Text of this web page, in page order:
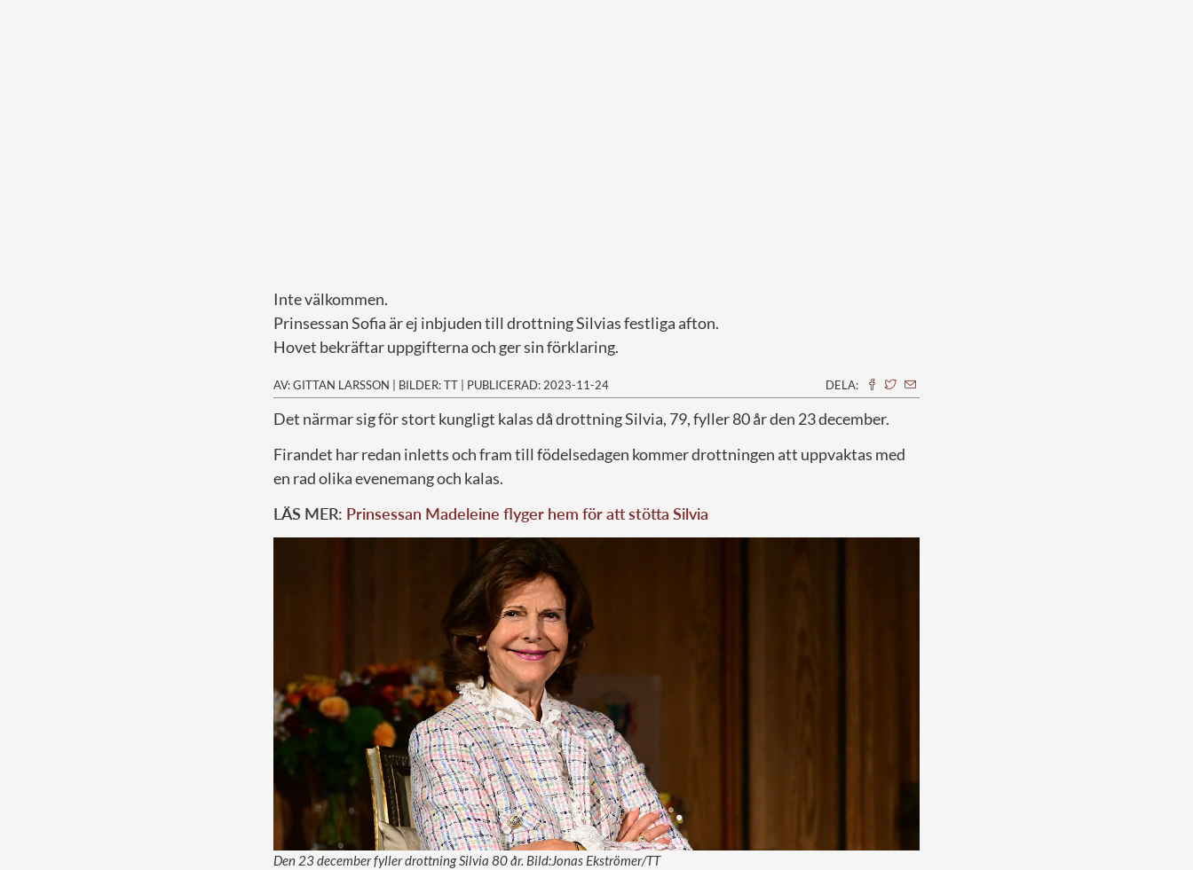
Inte välkommen.
Prinsessan Sofia är ej inbjuden till drottning Silvias festliga afton.
Hovet bekräftar uppgifterna och ger sin förklaring.
AV: GITTAN LARSSON | BILDER: TT | PUBLICERAD: 2023-11-24 DELA:
Det närmar sig för stort kungligt kalas då drottning Silvia, 79, fyller 80 år den 23 december.
Firandet har redan inletts och fram till födelsedagen kommer drottningen att uppvaktas med
en rad olika evenemang och kalas.
LÄS MER: Prinsessan Madeleine flyger hem för att stötta Silvia
Den 23 december fyller drottning Silvia 80 år. Bild:Jonas Ekströmer/TT